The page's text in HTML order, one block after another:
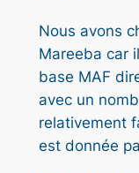
Nous avons
Mareeba car
base MAF
avec un
relativement
est donnée